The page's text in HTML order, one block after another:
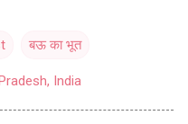
बऊ का भूत
India